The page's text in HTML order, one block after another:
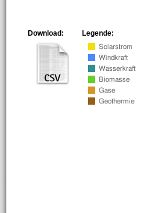
Legende:
Download: